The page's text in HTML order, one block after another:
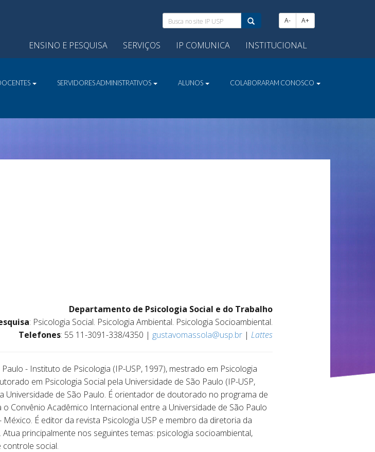
Busca
no
site
IP
A- A+
ENSINO E PESQUISA SERVIÇOS IP COMUNICA INSTITUCIONAL
SERVIDORES ADMINISTRATIVOS ALUNOS COLABORARAM CONOSCO
Departamento de Psicologia Social e do Trabalho
: Psicologia Social. Psicologia Ambiental. Psicologia Socioambiental.
Telefones: 55 11-3091-338/4350 | gustavomassola@usp.br| Lattes
- Instituto de Psicologia (IP-USP, 1997), mestrado em Psicologia
em Psicologia Social pela Universidade de São Paulo (IP-USP,
de São Paulo. É orientador de doutorado no programa de
Convênio Acadêmico Internacional entre a Universidade de São Paulo
É editor da revista Psicologia USP e membro da diretoria da
principalmente nos seguintes temas: psicologia socioambiental,
controle social.